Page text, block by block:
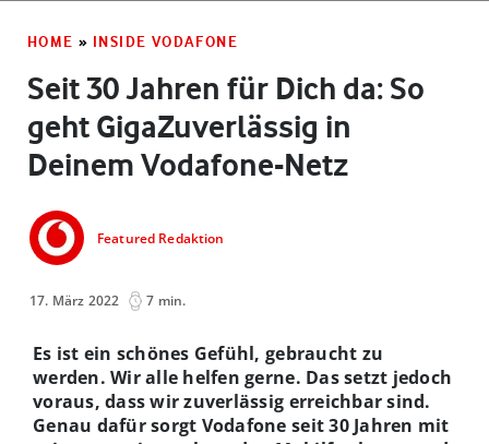
HOME » INSIDE VODAFONE
Seit 30 Jahren für Dich da: So
geht GigaZuverlässig in
Deinem Vodafone-Netz
Featured Redaktion
17. März 2022 7 min.
Es ist ein schönes Gefühl, gebraucht zu
werden. Wir alle helfen gerne. Das setzt jedoch
voraus, dass wir zuverlässig erreichbar sind.
Genau dafür sorgt Vodafone seit 30 Jahren mit